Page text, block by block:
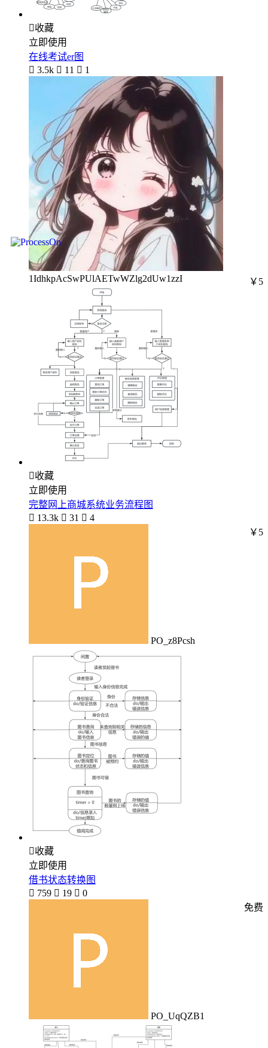
收藏
立即使用
在线考试er图
 3.5k  11  1
1IdhkpAcSwPUlAETwWZlg2dUw1zzI ￥5
收藏
立即使用
完整网上商城系统业务流程图
 13.3k  31  4
PO_z8Pcsh
￥5
收藏
立即使用
借书状态转换图
 759  19  0
PO_UqQZB1
免费